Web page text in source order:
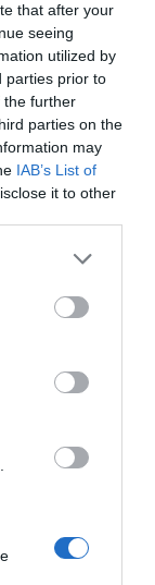
that after your
seeing
utilized by
parties prior to
the further
parties on the
may
IAB’s List of
it to other
la
trabajo
Hazte
Mareta: